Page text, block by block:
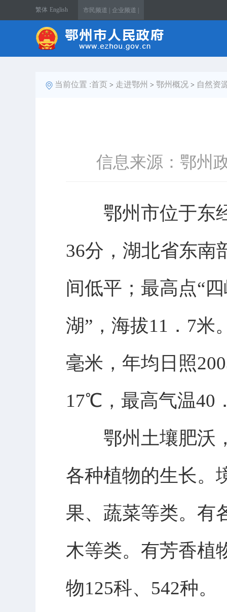
繁体 English 市民频道 | 企业频道 |
当前位置 :首页 > 走进鄂州 > 鄂州概况 > 自然资
信息来源：鄂州
鄂州市位于东经
36分，湖北省东南
间低平；最高点“
湖”，海拔11．7米
毫米，年均日照
17℃，最高气温40
鄂州土壤肥沃，
各种植物的生长。
果、蔬菜等类。有
木等类。有芳香植
物125科、542种。